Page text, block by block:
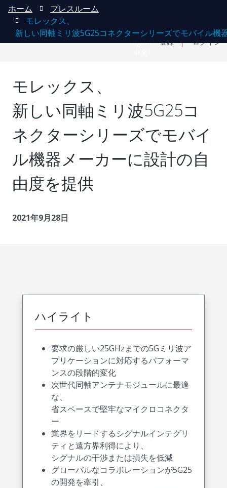
English
登録 ログイン
ホーム
プレスルーム
モレックス、
新しい同軸ミリ波5G25コネクターシリーズでモバイル機
モレックス、
新しい同軸ミリ波5G25コ
ネクターシリーズでモバイ
ル機器メーカーに設計の自
由度を提供
2021年9月28日
ハイライト
要求の厳しい25GHzまでの5Gミリ波ア
プリケーションに対応するパフォーマ
ンスの段階的変化
次世代同軸アンテナモジュールに最適
な、
省スペースで堅牢なマイクロコネクタ
ー
業界をリードするシグナルインテグリ
ティと遠方界利得により、
シグナルの干渉または損失を低減
グローバルなコラボレーションが5G25
の開発を牽引、